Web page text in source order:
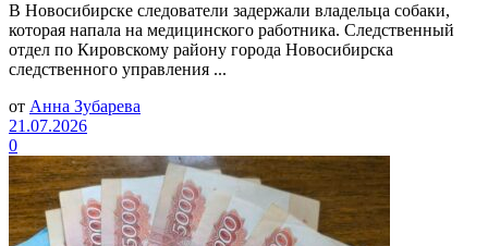
В Новосибирске следователи задержали владельца собаки,
которая напала на медицинского работника. Следственный
отдел по Кировскому району города Новосибирска
следственного управления ...
от Анна Зубарева
21.07.2026
0